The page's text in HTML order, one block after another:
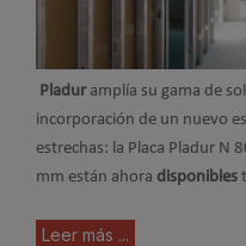
Pladuramplía su gama de
incorporación de un nuevo
estrechas: la Placa Pladur N
mm están ahora disponibles
Leer más ...